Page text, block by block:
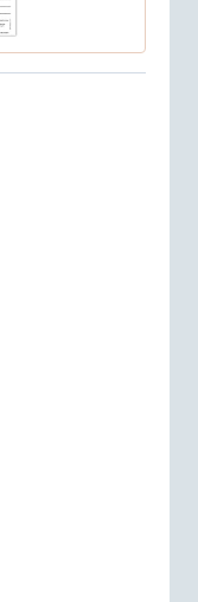
+
509U
CAN